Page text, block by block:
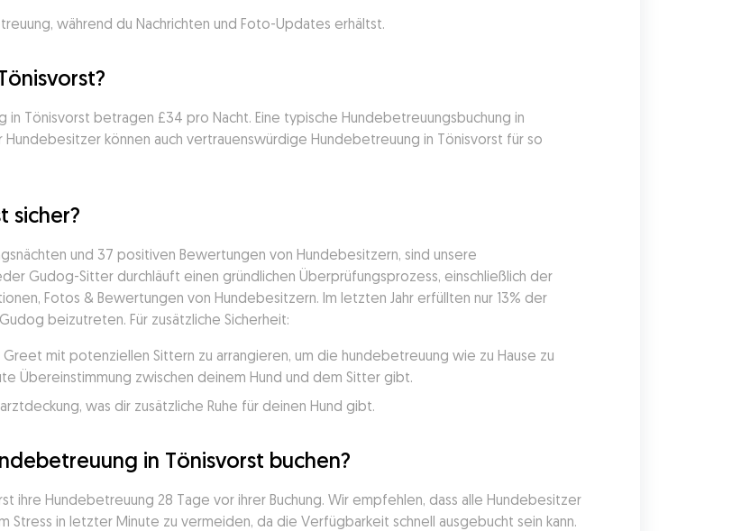
während du Nachrichten und Foto-Updates erhältst.
Tönisvorst betragen £34 pro Nacht. Eine typische Hundebetreuungsbuchung in
Hundebesitzer können auch vertrauenswürdige Hundebetreuung in Tönisvorst für so
sicher?
und 37 positiven Bewertungen von Hundebesitzern, sind unsere
Gudog-Sitter durchläuft einen gründlichen Überprüfungsprozess, einschließlich der
Fotos & Bewertungen von Hundebesitzern. Im letzten Jahr erfüllten nur 13% der
beizutreten. Für zusätzliche Sicherheit:
mit potenziellen Sittern zu arrangieren, um die hundebetreuung wie zu Hause zu
Übereinstimmung zwischen deinem Hund und dem Sitter gibt.
was dir zusätzliche Ruhe für deinen Hund gibt.
in Tönisvorst buchen?
ihre Hundebetreuung 28 Tage vor ihrer Buchung. Wir empfehlen, dass alle Hundebesitzer
Stress in letzter Minute zu vermeiden, da die Verfügbarkeit schnell ausgebucht sein kann.